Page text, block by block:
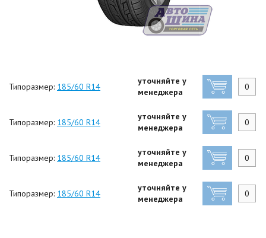
Типоразмер: 185/60 R14
уточняйте у
менеджера
Типоразмер: 185/60 R14
уточняйте у
менеджера
Типоразмер: 185/60 R14
уточняйте у
менеджера
Типоразмер: 185/60 R14
уточняйте у
менеджера